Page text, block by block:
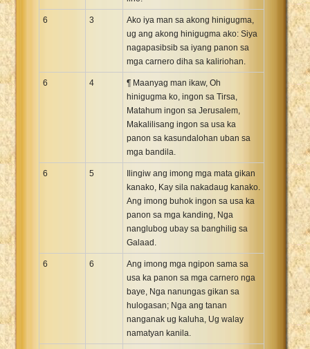
6 3
Ako iya man sa akong hinigugma,
ug ang akong hinigugma ako: Siya
nagapasibsib sa iyang panon sa
mga carnero diha sa kaliriohan.
6 4
¶ Maanyag man ikaw, Oh
hinigugma ko, ingon sa Tirsa,
Matahum ingon sa Jerusalem,
Makalilisang ingon sa usa ka
panon sa kasundalohan uban sa
mga bandila.
6 5
Ilingiw ang imong mga mata gikan
kanako, Kay sila nakadaug kanako.
Ang imong buhok ingon sa usa ka
panon sa mga kanding, Nga
nanglubog ubay sa banghilig sa
Galaad.
6 6
Ang imong mga ngipon sama sa
usa ka panon sa mga carnero nga
baye, Nga nanungas gikan sa
hulogasan; Nga ang tanan
nanganak ug kaluha, Ug walay
namatyan kanila.